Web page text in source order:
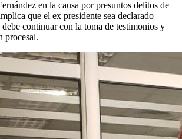
en la causa por presuntos delitos de
que el ex presidente sea declarado
continuar con la toma de testimonios y
procesal.